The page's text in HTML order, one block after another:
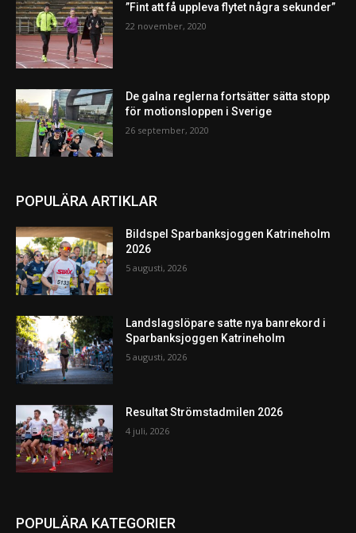
”Fint att få uppleva flytet några sekunder”
22 november, 2020
De galna reglerna fortsätter sätta stopp
för motionsloppen i Sverige
26 september, 2020
POPULÄRA ARTIKLAR
Bildspel Sparbanksjoggen Katrineholm
2026
5 augusti, 2026
Landslagslöpare satte nya banrekord i
Sparbanksjoggen Katrineholm
5 augusti, 2026
Resultat Strömstadmilen 2026
4 juli, 2026
POPULÄRA KATEGORIER